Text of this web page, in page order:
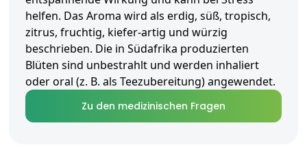
helfen. Das Aroma wird als erdig, süß, tropisch,
zitrus, fruchtig, kiefer-artig und würzig
beschrieben. Die in Südafrika produzierten
Blüten sind unbestrahlt und werden inhaliert
oder oral (z. B. als Teezubereitung) angewendet.
Zu den medizinischen Fragen